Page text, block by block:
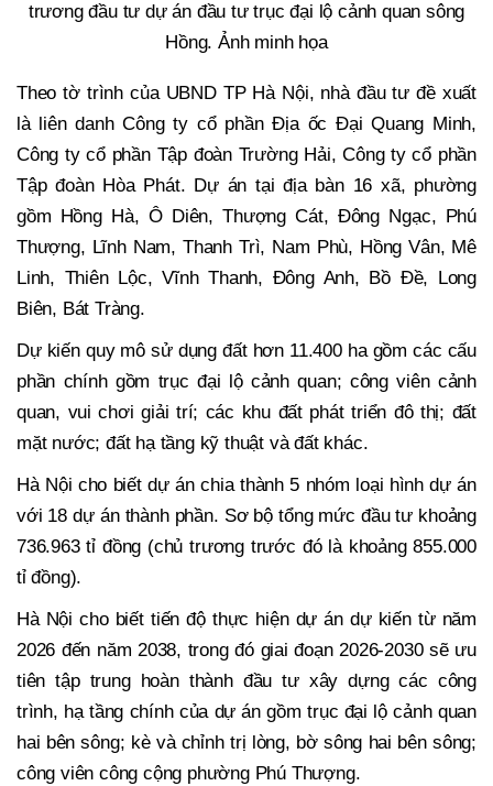
trương đầu tư dự án đầu tư trục đại lộ cảnh quan sông
Hồng. Ảnh minh họa
Theo tờ trình của UBND TP Hà Nội, nhà đầu tư đề xuất
là liên danh Công ty cổ phần Địa ốc Đại Quang Minh,
Công ty cổ phần Tập đoàn Trường Hải, Công ty cổ phần
Tập đoàn Hòa Phát. Dự án tại địa bàn 16 xã, phường
gồm Hồng Hà, Ô Diên, Thượng Cát, Đông Ngạc, Phú
Thượng, Lĩnh Nam, Thanh Trì, Nam Phù, Hồng Vân, Mê
Linh, Thiên Lộc, Vĩnh Thanh, Đông Anh, Bồ Đề, Long
Biên, Bát Tràng.
Dự kiến quy mô sử dụng đất hơn 11.400 ha gồm các cấu
phần chính gồm trục đại lộ cảnh quan; công viên cảnh
quan, vui chơi giải trí; các khu đất phát triển đô thị; đất
mặt nước; đất hạ tầng kỹ thuật và đất khác.
Hà Nội cho biết dự án chia thành 5 nhóm loại hình dự án
với 18 dự án thành phần. Sơ bộ tổng mức đầu tư khoảng
736.963 tỉ đồng (chủ trương trước đó là khoảng 855.000
tỉ đồng).
Hà Nội cho biết tiến độ thực hiện dự án dự kiến từ năm
2026 đến năm 2038, trong đó giai đoạn 2026-2030 sẽ ưu
tiên tập trung hoàn thành đầu tư xây dựng các công
trình, hạ tầng chính của dự án gồm trục đại lộ cảnh quan
hai bên sông; kè và chỉnh trị lòng, bờ sông hai bên sông;
công viên công cộng phường Phú Thượng.